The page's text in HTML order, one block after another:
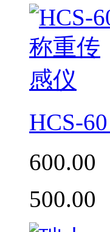
HCS-
600.00
500.00